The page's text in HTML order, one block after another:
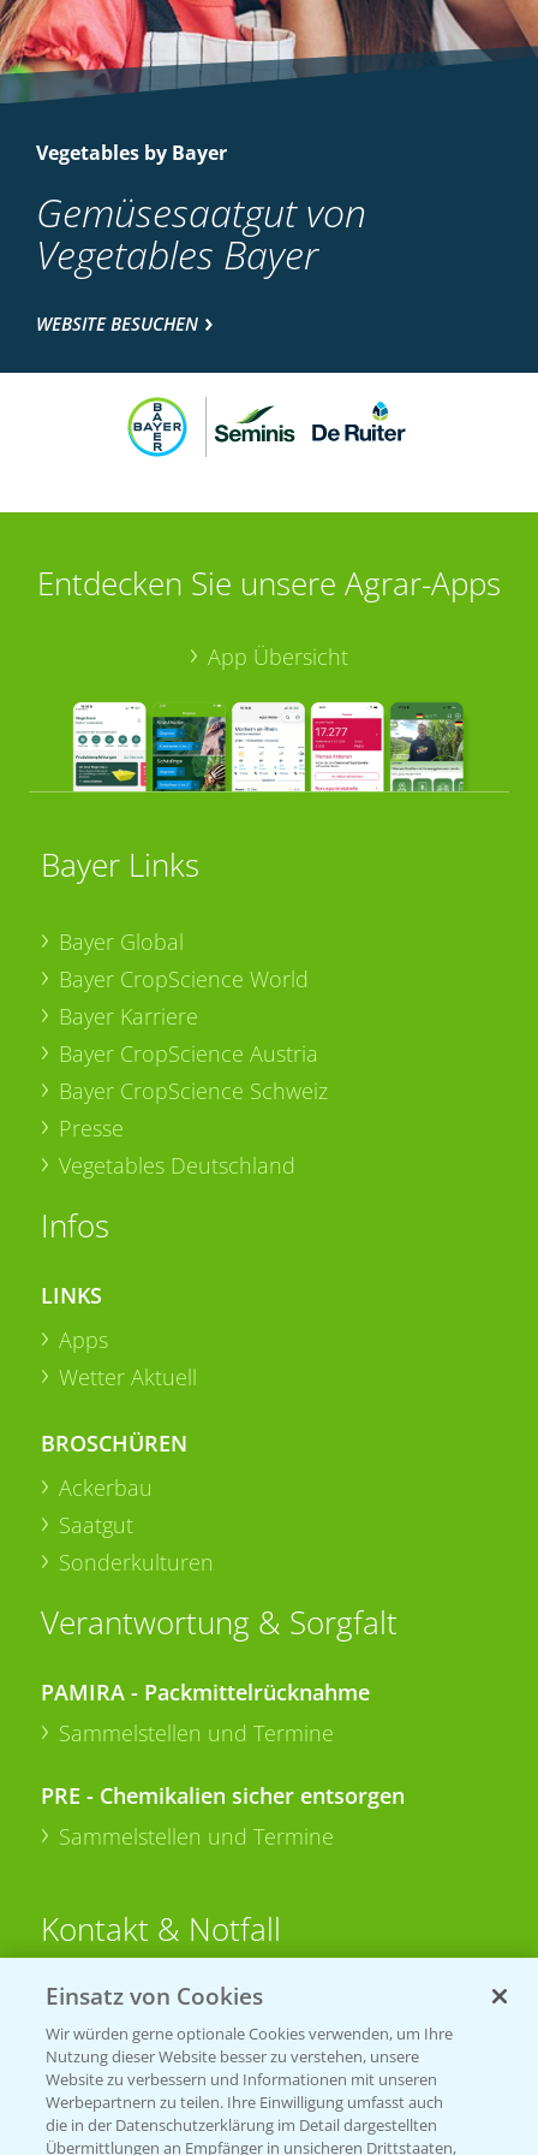
Vegetables by Bayer
Gemüsesaatgut von
Vegetables Bayer
WEBSITE BESUCHEN
Entdecken Sie unsere Agrar-Apps
App Übersicht
Bayer Links
Bayer Global
Bayer CropScience World
Bayer Karriere
Bayer CropScience Austria
Bayer CropScience Schweiz
Presse
Vegetables Deutschland
Infos
LINKS
Apps
Wetter Aktuell
BROSCHÜREN
Ackerbau
Saatgut
Sonderkulturen
Verantwortung & Sorgfalt
PAMIRA - Packmittelrücknahme
Sammelstellen und Termine
PRE - Chemikalien sicher entsorgen
Sammelstellen und Termine
Kontakt & Notfall
Beratung auf WhatsApp
T.+49 (0)174 346 564 1
KONTAKT
Einsatz von Cookies
Wir würden gerne optionale Cookies verwenden, um Ihre
Nutzung dieser Website besser zu verstehen, unsere
Website zu verbessern und Informationen mit unseren
Werbepartnern zu teilen. Ihre Einwilligung umfasst auch
die in der Datenschutzerklärung im Detail dargestellten
Übermittlungen an Empfänger in unsicheren Drittstaaten,